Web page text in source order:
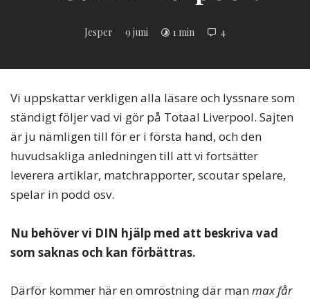
Jesper 9 juni 1 min 4
Vi uppskattar verkligen alla läsare och lyssnare som
ständigt följer vad vi gör på Totaal Liverpool. Sajten
är ju nämligen till för er i första hand, och den
huvudsakliga anledningen till att vi fortsätter
leverera artiklar, matchrapporter, scoutar spelare,
spelar in podd osv.
Nu behöver vi DIN hjälp med att beskriva vad
som saknas och kan förbättras.
Därför kommer här en omröstning där manmax får